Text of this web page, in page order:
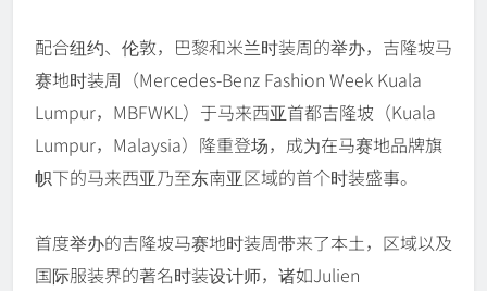
配合纽约、伦敦，巴黎和米兰时装周的举办，吉隆坡马
赛地时装周（Mercedes-Benz Fashion Week Kuala
Lumpur，MBFWKL）于马来西亚首都吉隆坡（Kuala
Lumpur，Malaysia）隆重登场，成为在马赛地品牌旗
帜下的马来西亚乃至东南亚区域的首个时装盛事。
首度举办的吉隆坡马赛地时装周带来了本土，区域以及
国际服装界的著名时装设计师，诸如Julien